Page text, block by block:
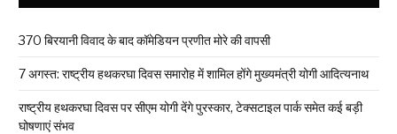
₹370 बिरयानी विवाद के बाद कॉमेडियन प्रणीत मोरे की वापसी
7 अगस्त: राष्ट्रीय हथकरघा दिवस समारोह में शामिल होंगे मुख्यमंत्री योगी आदित्यनाथ
राष्ट्रीय हथकरघा दिवस पर सीएम योगी देंगे पुरस्कार, टेक्सटाइल पार्क समेत कई बड़ी
घोषणाएं संभव